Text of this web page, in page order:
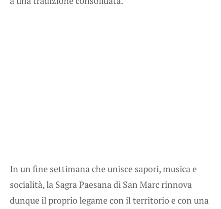
In un fine settimana che unisce sapori, musica e
socialità, la Sagra Paesana di San Marc rinnova
dunque il proprio legame con il territorio e con una